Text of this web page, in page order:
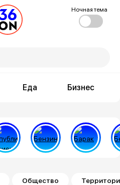
Ночная тема
Еда Бизнес
Общество